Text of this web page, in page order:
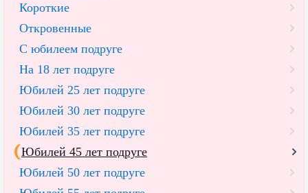
Короткие
Откровенные
С юбилеем подруге
На 18 лет подруге
Юбилей 25 лет подруге
Юбилей 30 лет подруге
Юбилей 35 лет подруге
Юбилей 45 лет подруге
Юбилей 50 лет подруге